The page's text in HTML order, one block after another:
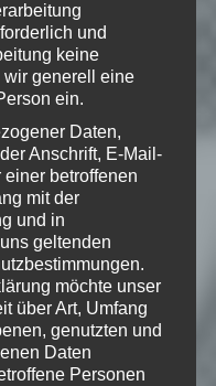
um
U
um
2205
und
keine
generell eine
ein.
Daten,
Anschrift, E-Mail-
betroffenen
mit der
und in
geltenden
möchte unser
über Art, Umfang
genutzten und
Daten
Personen